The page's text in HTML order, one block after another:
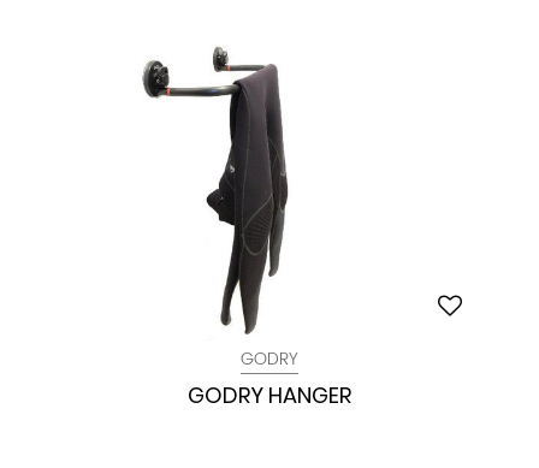
GODRY
GODRY HANGER